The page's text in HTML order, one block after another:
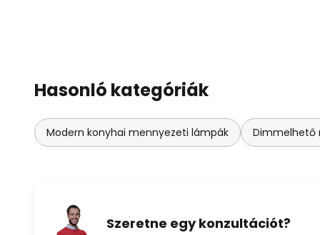
Hasonló kategóriák
Modern konyhai mennyezeti lámpák Dimmelhető
Szeretne egy konzultációt?